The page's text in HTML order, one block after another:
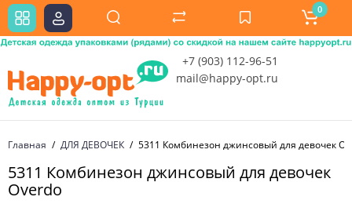
+7 (903) 112-96-51
mail@happy-opt.ru
0
Главная ДЛЯ ДЕВОЧЕК 5311 Комбинезон джинсовый для девочек
5311 Комбинезон джинсовый для девочек
Overdo